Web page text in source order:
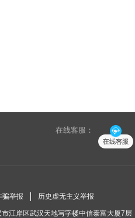
在线客服：
骗举报 历史虚无主义举报
江岸区武汉天地写字楼中信泰富大厦7层